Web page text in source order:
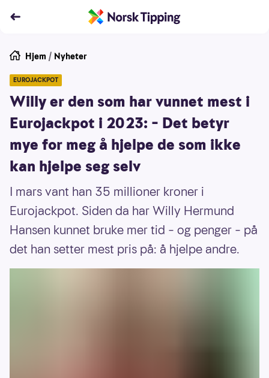
Hjem / Nyheter
EUROJACKPOT
Willy er den som har vunnet mest i
Eurojackpot i 2023: – Det betyr
mye for meg å hjelpe de som ikke
kan hjelpe seg selv
I mars vant han 35 millioner kroner i
Eurojackpot. Siden da har Willy Hermund
Hansen kunnet bruke mer tid – og penger – på
det han setter mest pris på: å hjelpe andre.